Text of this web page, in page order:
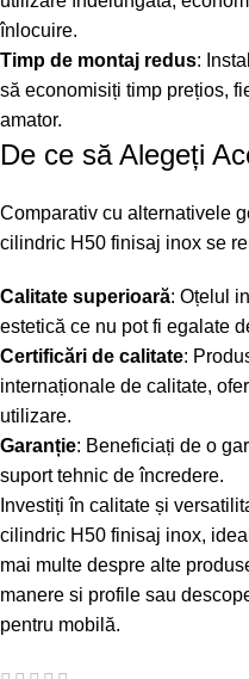
înlocuire.
Timp de montaj redus:
să economisiți timp prețios,
amator.
De ce să Alegeți
Comparativ cu alternativele
cilindric H50 finisaj inox se
Calitate superioară: Oțelul
estetică ce nu pot fi egalate
Certificări de calitate:
internaționale de calitate,
utilizare.
Garanție: Beneficiați de o
suport tehnic de încredere.
Investiți în calitate și
cilindric H50 finisaj inox,
mai multe despre alte
manere si profile sau
pentru mobilă.